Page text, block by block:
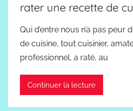
rater une recette de
Qui d’entre nous n’a pas peur
de cuisine, tout cuisinier,
professionnel, a raté, au
Continuer la lecture